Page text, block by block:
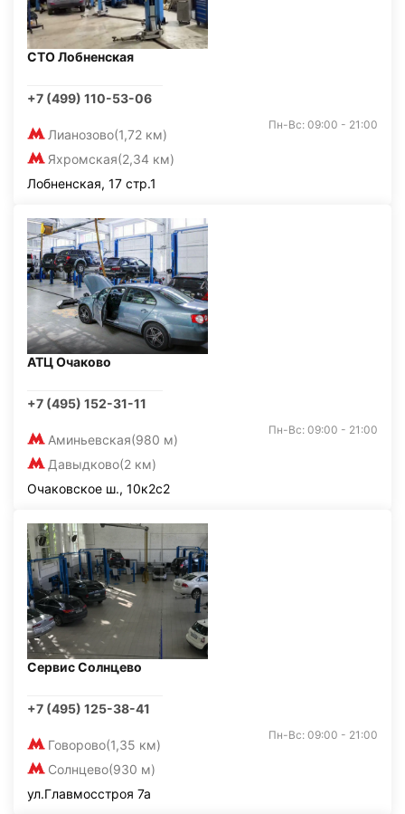
СТО Лобненская
+7 (499) 110-53-06
Лианозово(1,72 км)
Яхромская(2,34 км)
Пн-Вс: 09:00 - 21:00
Лобненская, 17 стр.1
АТЦ Очаково
+7 (495) 152-31-11
Аминьевская(980 м)
Давыдково(2 км)
Пн-Вс: 09:00 - 21:00
Очаковское ш., 10к2с2
Сервис Солнцево
+7 (495) 125-38-41
Говорово(1,35 км)
Солнцево(930 м)
Пн-Вс: 09:00 - 21:00
ул.Главмосстроя 7а